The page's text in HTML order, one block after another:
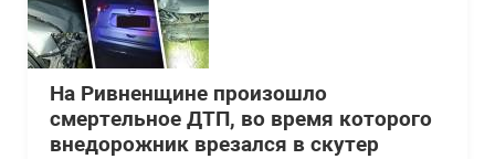
На Ривненщине произошло
смертельное ДТП, во время которого
внедорожник врезался в скутер